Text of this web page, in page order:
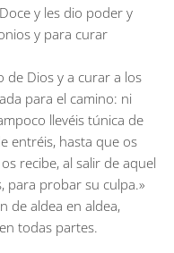
y les dio poder y
y para curar
de Dios y a curar a los
para el camino: ni
llevéis túnica de
entréis, hasta que os
recibe, al salir de aquel
para probar su culpa.»
de aldea en aldea,
todas partes.